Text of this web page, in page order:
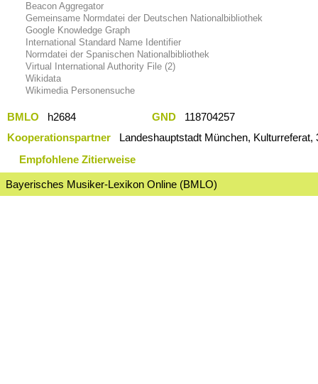
Beacon Aggregator
Gemeinsame Normdatei der Deutschen Nationalbibliothek
Google Knowledge Graph
International Standard Name Identifier
Normdatei der Spanischen Nationalbibliothek
Virtual International Authority File (2)
Wikidata
Wikimedia Personensuche
BMLO h2684 GND
118704257
Kooperationspartner
Landeshauptstadt München, Kulturreferat,
Empfohlene Zitierweise
Bayerisches Musiker-Lexikon Online (BMLO)